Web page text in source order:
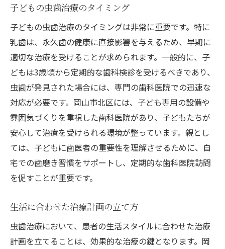
子どもの虫歯治療のタイミング
子どもの虫歯治療のタイミングは非常に重要です。特に
乳歯は、永久歯の健康に直接影響を与えるため、早期に
適切な治療を受けることが求められます。一般的に、子
どもは3歳頃から定期的な歯科検診を受けるべきであり、
虫歯が発見された場合には、専門の歯科医院での迅速な
対応が必要です。岡山市北区には、子ども専用の設備や
雰囲気づくりを重視した歯科医院があり、子どもたちが
安心して治療を受けられる環境が整っています。親とし
ては、子どもに歯医者の重要性を理解させるために、自
宅での歯磨き習慣をサポートし、定期的な歯科医院訪問
を促すことが重要です。
生活に合わせた治療計画の立て方
虫歯治療において、患者の生活スタイルに合わせた治療
計画を立てることは、効果的な治療の鍵となります。岡